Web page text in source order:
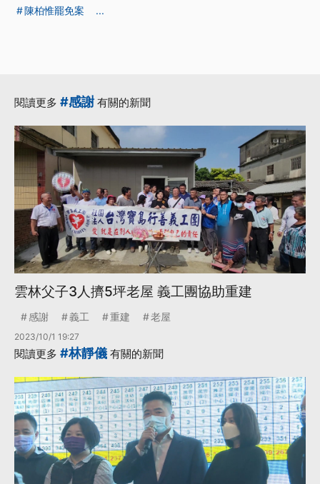
陳柏惟罷免案
...
閱讀更多 #感謝有關的新聞
雲林父子3人擠5坪老屋 義工團協助重建
感謝 義工 重建 老屋
2023/10/1 19:27
閱讀更多 #林靜儀 有關的新聞